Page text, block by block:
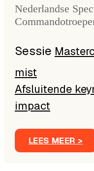
Nederlandse
mist
Afsluitende
impact
LEES MEER >